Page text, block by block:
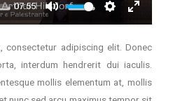
07:55
t
e
t
t
i
t
e
r
y
consectetur adipiscing elit. Donec
interdum hendrerit dui iaculis.
mollis elementum at, mollis